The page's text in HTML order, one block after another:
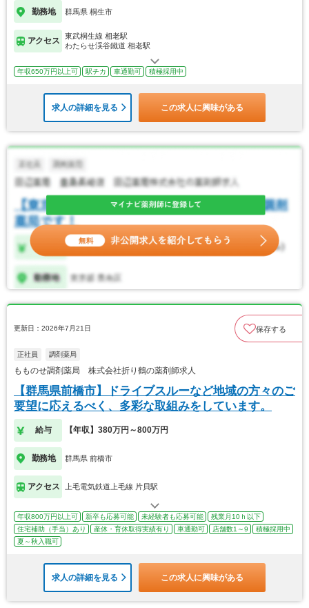
勤務地 群馬県 桐生市
アクセス
東武桐生線 相老駅
わたらせ渓谷鐵道 相老駅
年収650万円以上可 駅チカ 車通勤可 積極採用中
求人の詳細を見る この求人に興味がある
更新日：2026年7月21日 保存する
正社員 調剤薬局
もものせ調剤薬局 株式会社折り鶴の薬剤師求人
【群馬県前橋市】ドライブスルーなど地域の方々のご
要望に応えるべく、多彩な取組みをしています。
給与 【年収】380万円～800万円
勤務地 群馬県 前橋市
アクセス 上毛電気鉄道上毛線 片貝駅
年収800万円以上可 新卒も応募可能 未経験者も応募可能
残業月10ｈ以下
住宅補助（手当）あり
産休・育休取得実績有り 車通勤可 店舗数1～9
積極採用中
夏～秋入職可
求人の詳細を見る この求人に興味がある